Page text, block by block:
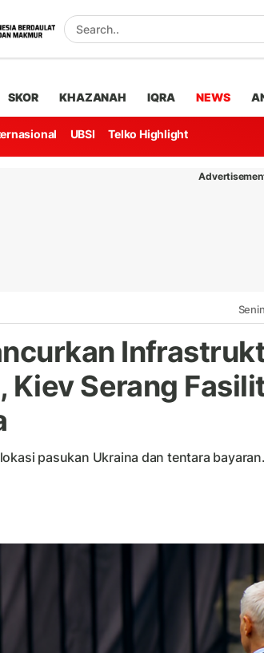
SKOR KHAZANAH IQRA NEWS
UBSI Telko Highlight
Kiev Serang
pasukan Ukraina dan tentara bayaran.